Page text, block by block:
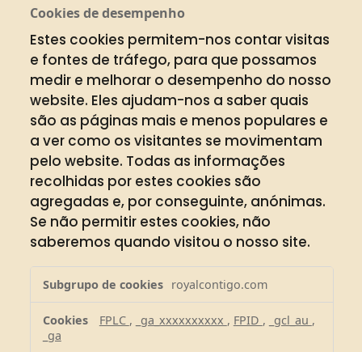
Cookies de desempenho
Estes cookies permitem-nos contar visitas
e fontes de tráfego, para que possamos
medir e melhorar o desempenho do nosso
website. Eles ajudam-nos a saber quais
são as páginas mais e menos populares e
a ver como os visitantes se movimentam
pelo website. Todas as informações
recolhidas por estes cookies são
agregadas e, por conseguinte, anónimas.
Se não permitir estes cookies, não
saberemos quando visitou o nosso site.
de
royalcontigo.com
FPLC , _ga_xxxxxxxxxx , FPID , _gcl_au ,
_ga